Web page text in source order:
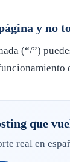
y no
(“/”)
que
real en